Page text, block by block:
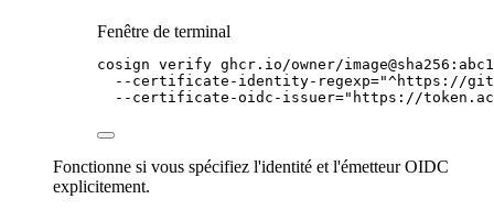
Fenêtre de terminal
cosign verify ghcr.io/owner/
--certificate-identity-regexp="^https://
--certificate-oidc-issuer=" https://
Fonctionne si vous spécifiez l'identité et l'émetteur OIDC
explicitement.